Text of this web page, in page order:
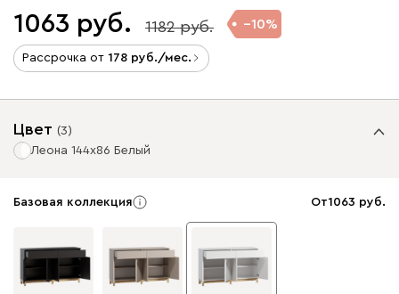
1063 1182 10
Рассрочка от 178 /мес.
Цвет (3)
Леона 144x86 Белый
Базовая коллекция От1063